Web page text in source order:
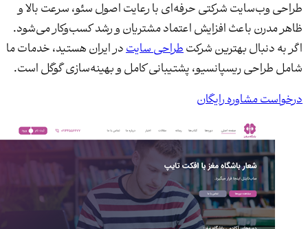
طراحی وب‌سایت شرکتی حرفه‌ای با رعایت اصول سئو، سرعت بالا و
ظاهر مدرن باعث افزایش اعتماد مشتریان و رشد کسب‌وکار می‌شود.
اگر به دنبال بهترین شرکتطراحی سایتدر ایران هستید، خدمات ما
شامل طراحی ریسپانسیو، پشتیبانی کامل و بهینه‌سازی گوگل است.
درخواست مشاوره رایگان